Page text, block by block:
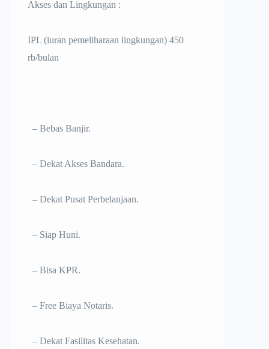
Akses dan Lingkungan :
IPL (iuran pemeliharaan lingkungan) 450
rb/bulan
– Bebas Banjir.
– Dekat Akses Bandara.
– Dekat Pusat Perbelanjaan.
– Siap Huni.
– Bisa KPR.
– Free Biaya Notaris.
– Dekat Fasilitas Kesehatan.